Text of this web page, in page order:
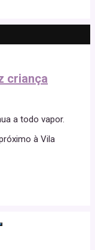
criança
a todo vapor.
à Vila